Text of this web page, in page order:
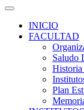
INICIO
FACULTAD
Saludo
Historia
Plan